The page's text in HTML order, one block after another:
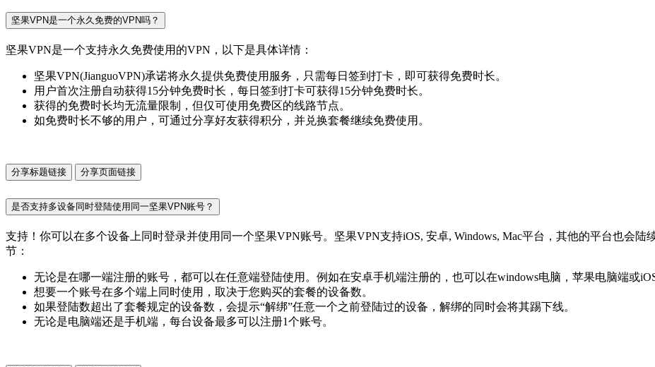
坚果VPN是一个永久免费的VPN吗？
坚果VPN是一个支持永久免费使用的VPN，以下是具体详情：
坚果VPN(JianguoVPN)承诺将永久提供免费使用服务，只需每日签到打卡，即可获得免费时长。
用户首次注册自动获得15分钟免费时长，每日签到打卡可获得15分钟免费时长。
获得的免费时长均无流量限制，但仅可使用免费区的线路节点。
如免费时长不够的用户，可通过分享好友获得积分，并兑换套餐继续免费使用。
分享标题链接 分享页面链接
是否支持多设备同时登陆使用同一坚果VPN账号？
支持！你可以在多个设备上同时登录并使用同一个坚果VPN账号。坚果VPN支持iOS, 安卓, Windows, Mac平台，其他的平台也会
节：
无论是在哪一端注册的账号，都可以在任意端登陆使用。例如在安卓手机端注册的，也可以在windows电脑，苹果电脑端或
想要一个账号在多个端上同时使用，取决于您购买的套餐的设备数。
如果登陆数超出了套餐规定的设备数，会提示“解绑”任意一个之前登陆过的设备，解绑的同时会将其踢下线。
无论是电脑端还是手机端，每台设备最多可以注册1个账号。